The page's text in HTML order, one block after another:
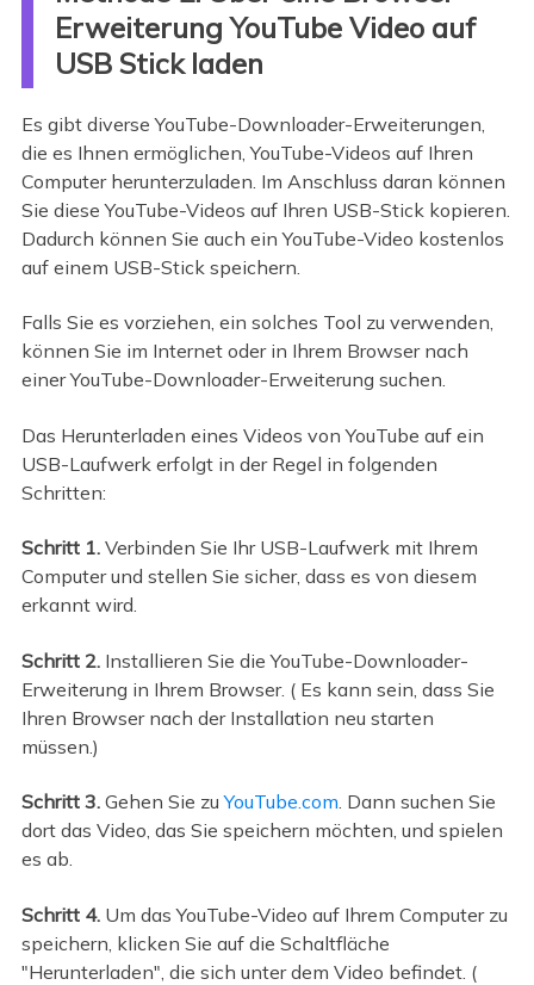
Erweiterung YouTube Video auf
USB Stick laden
Es gibt diverse YouTube-Downloader-Erweiterungen,
die es Ihnen ermöglichen, YouTube-Videos auf Ihren
Computer herunterzuladen. Im Anschluss daran können
Sie diese YouTube-Videos auf Ihren USB-Stick kopieren.
Dadurch können Sie auch ein YouTube-Video kostenlos
auf einem USB-Stick speichern.
Falls Sie es vorziehen, ein solches Tool zu verwenden,
können Sie im Internet oder in Ihrem Browser nach
einer YouTube-Downloader-Erweiterung suchen.
Das Herunterladen eines Videos von YouTube auf ein
USB-Laufwerk erfolgt in der Regel in folgenden
Schritten:
Schritt 1. Verbinden Sie Ihr USB-Laufwerk mit Ihrem
Computer und stellen Sie sicher, dass es von diesem
erkannt wird.
Schritt 2. Installieren Sie die YouTube-Downloader-
Erweiterung in Ihrem Browser. ( Es kann sein, dass Sie
Ihren Browser nach der Installation neu starten
müssen.)
Schritt 3. Gehen Sie zuYouTube.com. Dann suchen Sie
dort das Video, das Sie speichern möchten, und spielen
es ab.
Schritt 4. Um das YouTube-Video auf Ihrem Computer zu
speichern, klicken Sie auf die Schaltfläche
"Herunterladen", die sich unter dem Video befindet. (